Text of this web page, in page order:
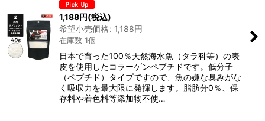
1,188円(税込)
希望小売価格: 1,188円
在庫数 1個
日本で育った100％天然海水魚（タラ科等）の表
皮を使用したコラーゲンペプチドです。低分子
（ペプチド）タイプですので、魚の嫌な臭みがな
く吸収力を最大限に発揮します。脂肪分0％、保
存料や着色料等添加物不使…